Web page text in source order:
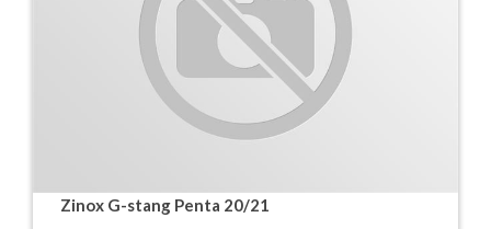
Zinox G-stang Penta 20/21